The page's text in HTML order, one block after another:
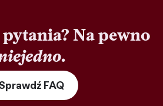
Na pewno
.
FAQ